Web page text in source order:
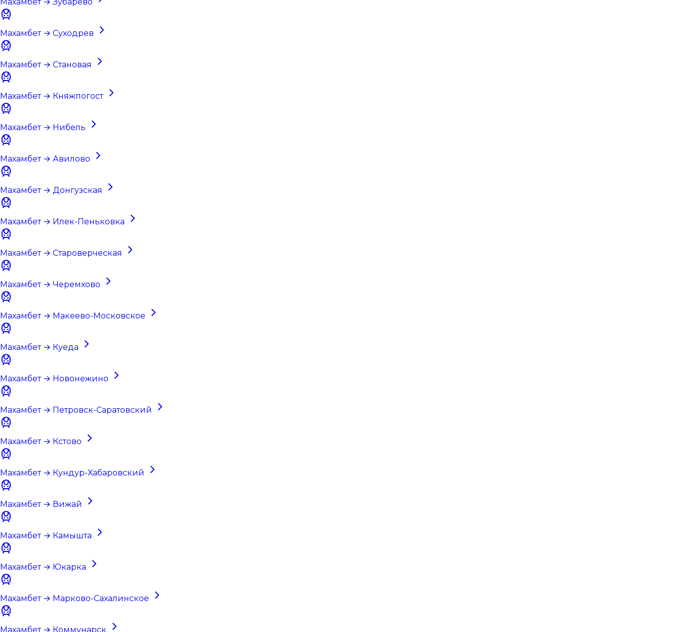
Махамбет → Суходрев
Махамбет → Становая
Махамбет → Княжпогост
Махамбет → Нибель
Махамбет → Авилово
Махамбет → Донгузская
Махамбет → Илек-Пеньковка
Махамбет → Староверческая
Махамбет → Черемхово
Махамбет → Макеево-Московское
Махамбет → Куеда
Махамбет → Новонежино
Махамбет → Петровск-Саратовский
Махамбет → Кстово
Махамбет → Кундур-Хабаровский
Махамбет → Вижай
Махамбет → Камышта
Махамбет → Юкарка
Махамбет → Марково-Сахалинское
Махамбет → Коммунарск